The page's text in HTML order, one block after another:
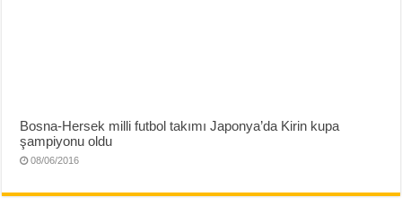
Bosna-Hersek milli futbol takımı Japonya’da Kirin kupa
şampiyonu oldu
08/06/2016